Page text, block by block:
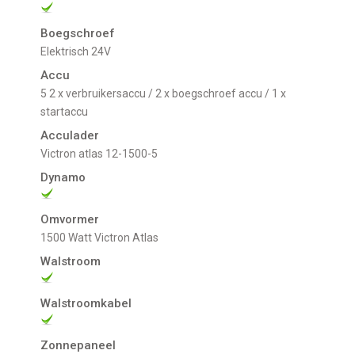
Boegschroef
Elektrisch 24V
Accu
5 2 x verbruikersaccu / 2 x boegschroef accu / 1 x
startaccu
Acculader
Victron atlas 12-1500-5
Dynamo
Omvormer
1500 Watt Victron Atlas
Walstroom
Walstroomkabel
Zonnepaneel